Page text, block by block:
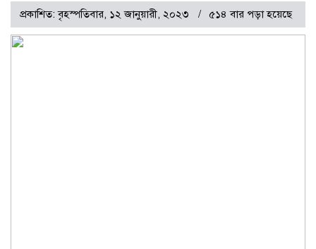
প্রকাশিত: বৃহস্পতিবার, ১২ জানুয়ারী, ২০২৩ ৫১৪ বার পড়া হয়েছে